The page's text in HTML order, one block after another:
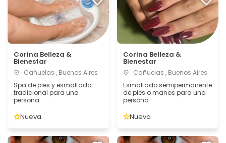
Corina Belleza &
Bienestar
Cañuelas , Buenos Aires
Spa de pies y esmaltado
tradicional para una
persona
Nueva
Corina Belleza &
Bienestar
Cañuelas , Buenos Aires
Esmaltado semipermanente
de pies o manos para una
persona
Nueva